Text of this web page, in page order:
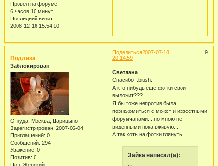
Провел на форуме:
6 часов 10 минут
Последний визит:
2008-12-16 15:54:10
Поделиться 9
2007-07-18
20:14:59
Подлиза
Заблокирован
Откуда: Москва, Царицыно
Зарегистрирован: 2007-06-04
Приглашений: 0
Сообщений: 294
Уважение: 0
Позитив: 0
Пол: Женский
Светлана
Спасибо :biush:
А кто-нибудь ещё фотки свои
выложит???
Я бы тоже непротив была
познакомиться с может и известными
форумчанами....но мною не
виденными пока вживую....
А так хоть на фотки глянуть...
Зайка написал(а):